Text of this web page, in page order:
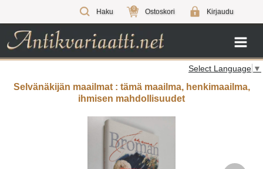
Haku 0 Ostoskori Kirjaudu
Select Language ▼
Selvänäkijän maailmat : tämä maailma, henkimaailma,
ihmisen mahdollisuudet